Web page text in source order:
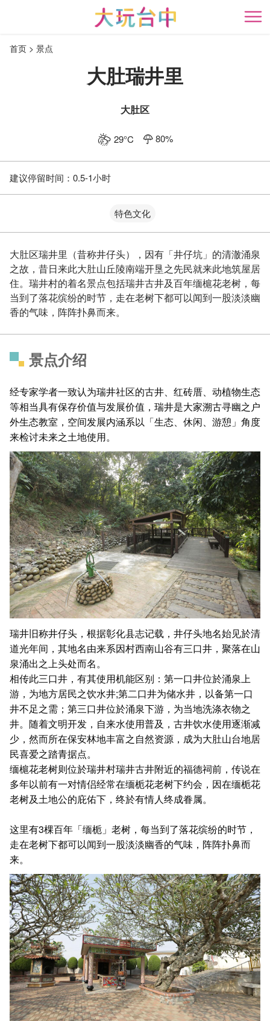
开
首页 景点
大肚瑞井里
大肚区
29°C 80%
建议停留时间： 0.5-1小时
特色文化
大肚区瑞井里（昔称井仔头），因有「井仔坑」的清澈涌泉
之故，昔日来此大肚山丘陵南端开垦之先民就来此地筑屋居
住。瑞井村的着名景点包括瑞井古井及百年缅槴花老树，每
当到了落花缤纷的时节，走在老树下都可以闻到一股淡淡幽
香的气味，阵阵扑鼻而来。
景点介绍
经专家学者一致认为瑞井社区的古井、红砖厝、动植物生态
等相当具有保存价值与发展价值，瑞井是大家溯古寻幽之户
外生态教室，空间发展内涵系以「生态、休闲、游憩」角度
来检讨未来之土地使用。
瑞井旧称井仔头，根据彰化县志记载，井仔头地名始见於清
道光年间，其地名由来系因村西南山谷有三口井，聚落在山
泉涌出之上头处而名。
相传此三口井，有其使用机能区别：第一口井位於涌泉上
游，为地方居民之饮水井;第二口井为储水井，以备第一口
井不足之需；第三口井位於涌泉下游，为当地洗涤衣物之
井。随着文明开发，自来水使用普及，古井饮水使用逐渐减
少，然而所在保安林地丰富之自然资源，成为大肚山台地居
民喜爱之踏青据点。
缅槴花老树则位於瑞井村瑞井古井附近的福德祠前，传说在
多年以前有一对情侣经常在缅栀花老树下约会，因在缅栀花
老树及土地公的庇佑下，终於有情人终成眷属。
这里有3棵百年 「缅栀」 老树，每当到了落花缤纷的时节，
走在老树下都可以闻到一股淡淡幽香的气味，阵阵扑鼻而
来。